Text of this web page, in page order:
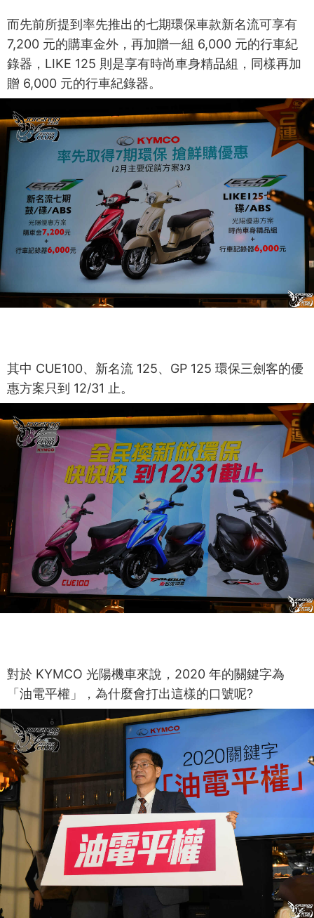
而先前所提到率先推出的七期環保車款新名流可享有
7,200 元的購車金外，再加贈一組 6,000 元的行車紀
錄器，LIKE 125 則是享有時尚車身精品組，同樣再加
贈 6,000 元的行車紀錄器。
其中 CUE100、新名流 125、GP 125 環保三劍客的優
惠方案只到 12/31 止。
對於 KYMCO 光陽機車來說，2020 年的關鍵字為
「油電平權」，為什麼會打出這樣的口號呢?